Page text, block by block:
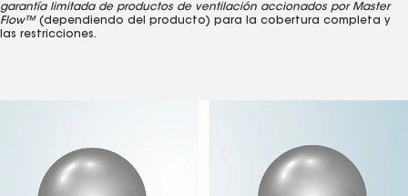
garantía limitada de productos de ventilación accionados por Master
Flow™(dependiendo del producto) para la cobertura completa y
las restricciones.